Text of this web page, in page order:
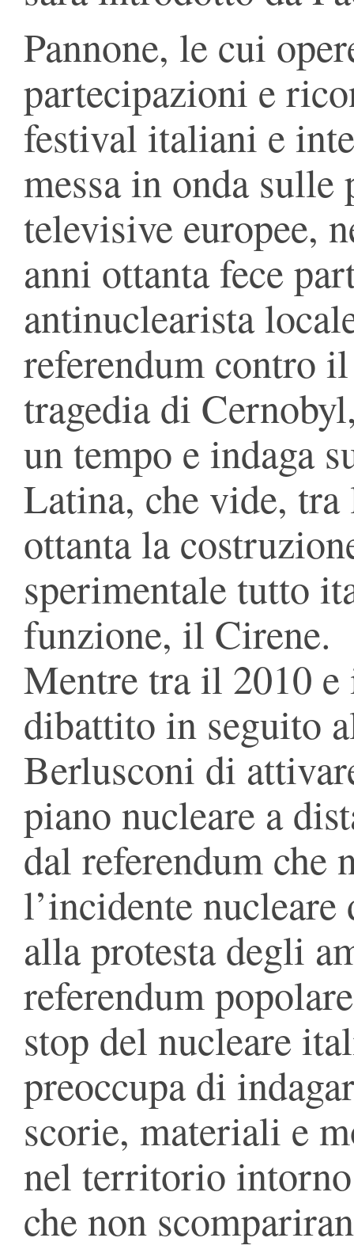
Pannone, le cui
partecipazioni e
festival italiani e
messa in onda
televisive europee,
anni ottanta fece
antinuclearista
referendum contro
tragedia di
un tempo e indaga
Latina, che vide,
ottanta la
sperimentale tutto
funzione, il Cirene.
Mentre tra il 2010
dibattito in seguito
Berlusconi di
piano nucleare a
dal referendum che
l’incidente
alla protesta degli
referendum
stop del nucleare
preoccupa di
scorie, materiali e
nel territorio
che non